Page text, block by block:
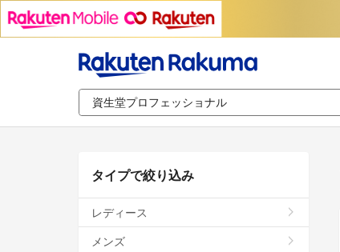
タイプで絞り込み
レディース
メンズ